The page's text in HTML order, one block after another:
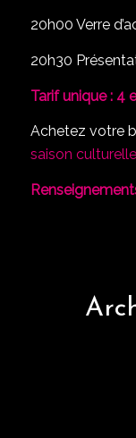
20h00 Verre
20h30
Tarif unique : 4
Achetez votre
saison